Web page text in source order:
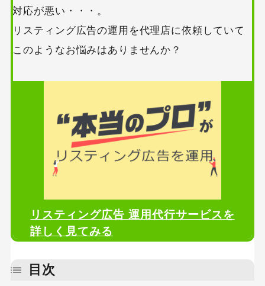
対応が悪い・・・。
リスティング広告の運用を代理店に依頼していて
このようなお悩みはありませんか？
リスティング広告 運用代行サービスを
詳しく見てみる
目次